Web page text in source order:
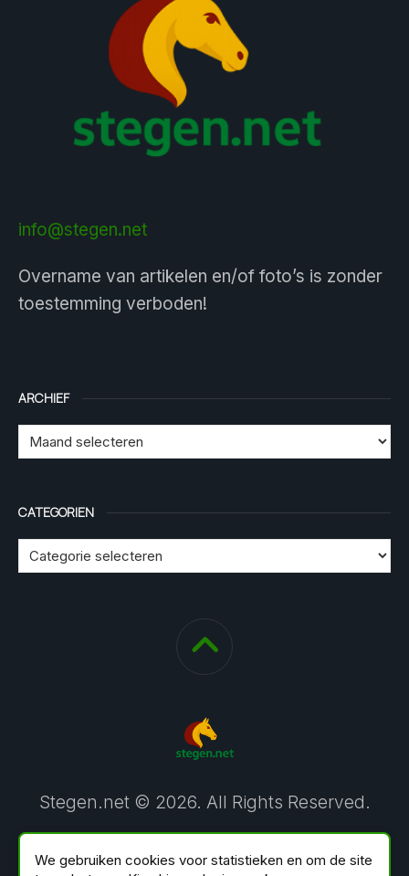
info@stegen.net
Overname van artikelen en/of foto’s is zonder
toestemming verboden!
ARCHIEF
CATEGORIEN
Stegen.net © 2026. All Rights Reserved.
We gebruiken cookies voor statistieken en om de site